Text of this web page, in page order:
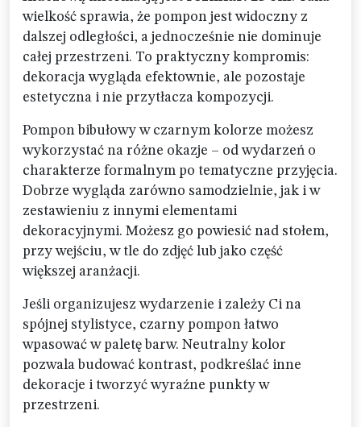
wielkość sprawia, że pompon jest widoczny z
dalszej odległości, a jednocześnie nie dominuje
całej przestrzeni. To praktyczny kompromis:
dekoracja wygląda efektownie, ale pozostaje
estetyczna i nie przytłacza kompozycji.
Pompon bibułowy w czarnym kolorze możesz
wykorzystać na różne okazje – od wydarzeń o
charakterze formalnym po tematyczne przyjęcia.
Dobrze wygląda zarówno samodzielnie, jak i w
zestawieniu z innymi elementami
dekoracyjnymi. Możesz go powiesić nad stołem,
przy wejściu, w tle do zdjęć lub jako część
większej aranżacji.
Jeśli organizujesz wydarzenie i zależy Ci na
spójnej stylistyce, czarny pompon łatwo
wpasować w paletę barw. Neutralny kolor
pozwala budować kontrast, podkreślać inne
dekoracje i tworzyć wyraźne punkty w
przestrzeni.